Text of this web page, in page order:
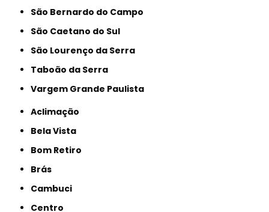
São Bernardo do Campo
São Caetano do Sul
São Lourenço da Serra
Taboão da Serra
Vargem Grande Paulista
Aclimação
Bela Vista
Bom Retiro
Brás
Cambuci
Centro